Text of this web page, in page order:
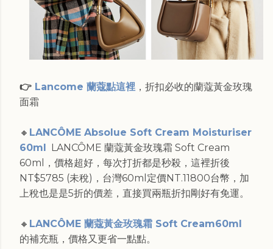
👉 Lancome 蘭蔻點這裡 ，折扣必收的蘭蔻黃金玫瑰
面霜
🔸 LANCÔME Absolue Soft Cream Moisturiser
60ml LANCÔME 蘭蔻黃金玫瑰霜 Soft Cream
60ml，價格超好，每次打折都是秒殺，這裡折後
NT$‌5785 (未稅)，台灣60ml定價NT.11800台幣，加
上稅也是是5折的價差，直接買兩瓶折扣剛好有免運。
🔸 LANCÔME 蘭蔻黃金玫瑰霜 Soft Cream60ml
的補充瓶，價格又更省一點點。